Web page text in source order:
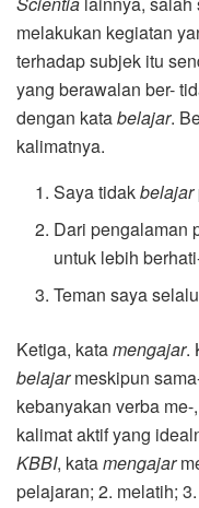
melakukan kegiatan
terhadap subjek itu
yang berawalan ber-
dengan katabelajar.
kalimatnya.
Saya tidakbelajar
Dari pengalaman
untuk lebih
Teman saya
Ketiga, katamengajar.
belajarmeskipun
kebanyakan verba me-
kalimat aktif yang
KBBI, katamengajar
pelajaran; 2. melatih;